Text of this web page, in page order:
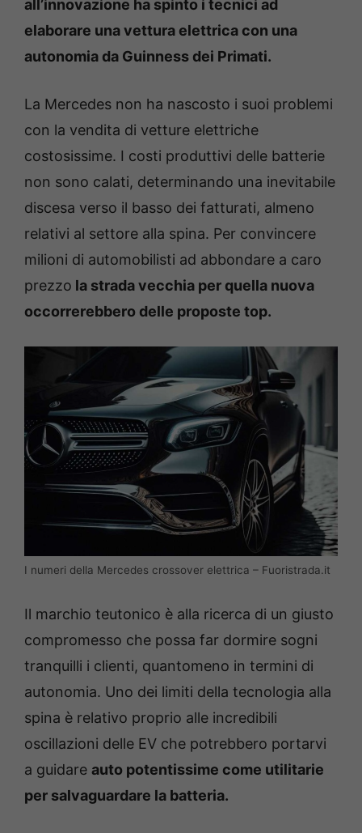
all’innovazione ha spinto i tecnici ad
elaborare una vettura elettrica con una
autonomia da Guinness dei Primati.
La Mercedes non ha nascosto i suoi problemi
con la vendita di vetture elettriche
costosissime. I costi produttivi delle batterie
non sono calati, determinando una inevitabile
discesa verso il basso dei fatturati, almeno
relativi al settore alla spina. Per convincere
milioni di automobilisti ad abbondare a caro
prezzo la strada vecchia per quella nuova
occorrerebbero delle proposte top.
I numeri della Mercedes crossover elettrica – Fuoristrada.it
Il marchio teutonico è alla ricerca di un giusto
compromesso che possa far dormire sogni
tranquilli i clienti, quantomeno in termini di
autonomia. Uno dei limiti della tecnologia alla
spina è relativo proprio alle incredibili
oscillazioni delle EV che potrebbero portarvi
a guidare auto potentissime come utilitarie
per salvaguardare la batteria.